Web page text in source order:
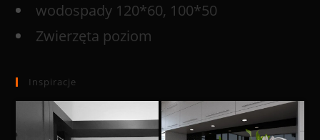
wodospady 120*60, 100*50
Zwierzęta poziom
Inspiracje